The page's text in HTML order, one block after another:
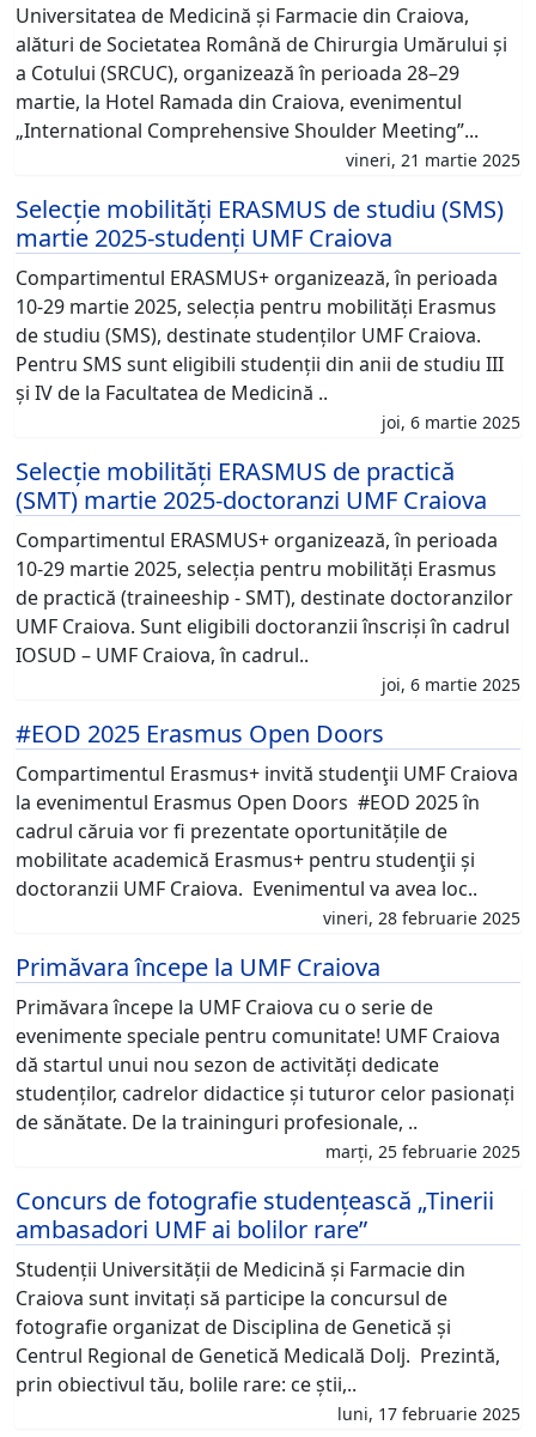
Universitatea de Medicină și Farmacie din Craiova,
alături de Societatea Română de Chirurgia Umărului și
a Cotului (SRCUC), organizează în perioada 28–29
martie, la Hotel Ramada din Craiova, evenimentul
„International Comprehensive Shoulder Meeting”...
vineri, 21 martie 2025
Selecție mobilități ERASMUS de studiu (SMS)
martie 2025-studenți UMF Craiova
Compartimentul ERASMUS+ organizează, în perioada
10-29 martie 2025, selecția pentru mobilități Erasmus
de studiu (SMS), destinate studenților UMF Craiova.
Pentru SMS sunt eligibili studenții din anii de studiu III
și IV de la Facultatea de Medicină ..
joi, 6 martie 2025
Selecție mobilități ERASMUS de practică
(SMT) martie 2025-doctoranzi UMF Craiova
Compartimentul ERASMUS+ organizează, în perioada
10-29 martie 2025, selecția pentru mobilități Erasmus
de practică (traineeship - SMT), destinate doctoranzilor
UMF Craiova. Sunt eligibili doctoranzii înscriși în cadrul
IOSUD – UMF Craiova, în cadrul..
joi, 6 martie 2025
#EOD 2025 Erasmus Open Doors
Compartimentul Erasmus+ invită studenţii UMF Craiova
la evenimentul Erasmus Open Doors #EOD 2025 în
cadrul căruia vor fi prezentate oportunitățile de
mobilitate academică Erasmus+ pentru studenţii și
doctoranzii UMF Craiova. Evenimentul va avea loc..
vineri, 28 februarie 2025
Primăvara începe la UMF Craiova
Primăvara începe la UMF Craiova cu o serie de
evenimente speciale pentru comunitate! UMF Craiova
dă startul unui nou sezon de activități dedicate
studenților, cadrelor didactice și tuturor celor pasionați
de sănătate. De la traininguri profesionale, ..
marți, 25 februarie 2025
Concurs de fotografie studențească „Tinerii
ambasadori UMF ai bolilor rare”
Studenții Universității de Medicină și Farmacie din
Craiova sunt invitați să participe la concursul de
fotografie organizat de Disciplina de Genetică și
Centrul Regional de Genetică Medicală Dolj. Prezintă,
prin obiectivul tău, bolile rare: ce știi,..
luni, 17 februarie 2025